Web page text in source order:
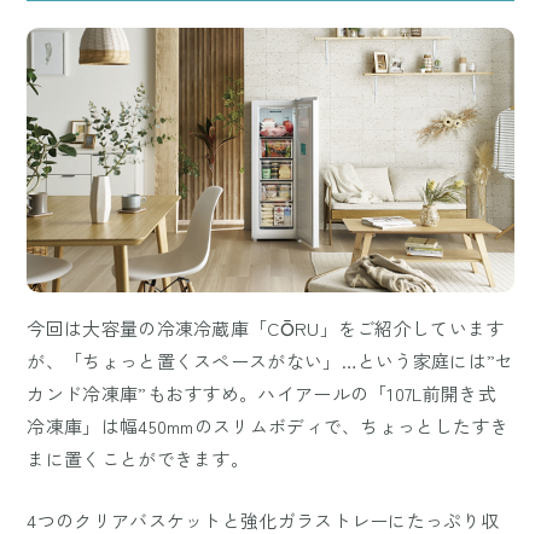
今回は大容量の冷凍冷蔵庫「CŌRU」をご紹介しています
が、「ちょっと置くスペースがない」…という家庭には”セ
カンド冷凍庫”もおすすめ。ハイアールの「107L前開き式
冷凍庫」は幅450mmのスリムボディで、ちょっとしたすき
まに置くことができます。
4つのクリアバスケットと強化ガラストレーにたっぷり収